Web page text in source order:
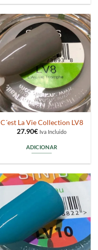
C´est La Vie Collection LV8
27.90€ Iva Incluido
ADICIONAR